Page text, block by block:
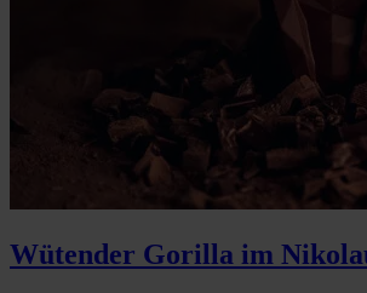
Wütender Gorilla im